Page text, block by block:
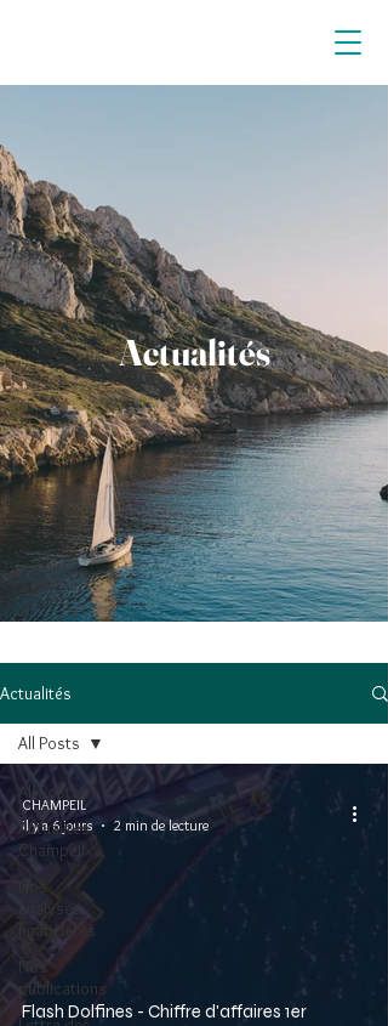
Actualités
Actualités
All Posts
Actualités
Champeil
analyses
financières
Nos
publications
All Posts
Flash Dolfines - Chiffre d'affaires 1er
CHAMPEIL
il y a 6 jours
2 min de lecture